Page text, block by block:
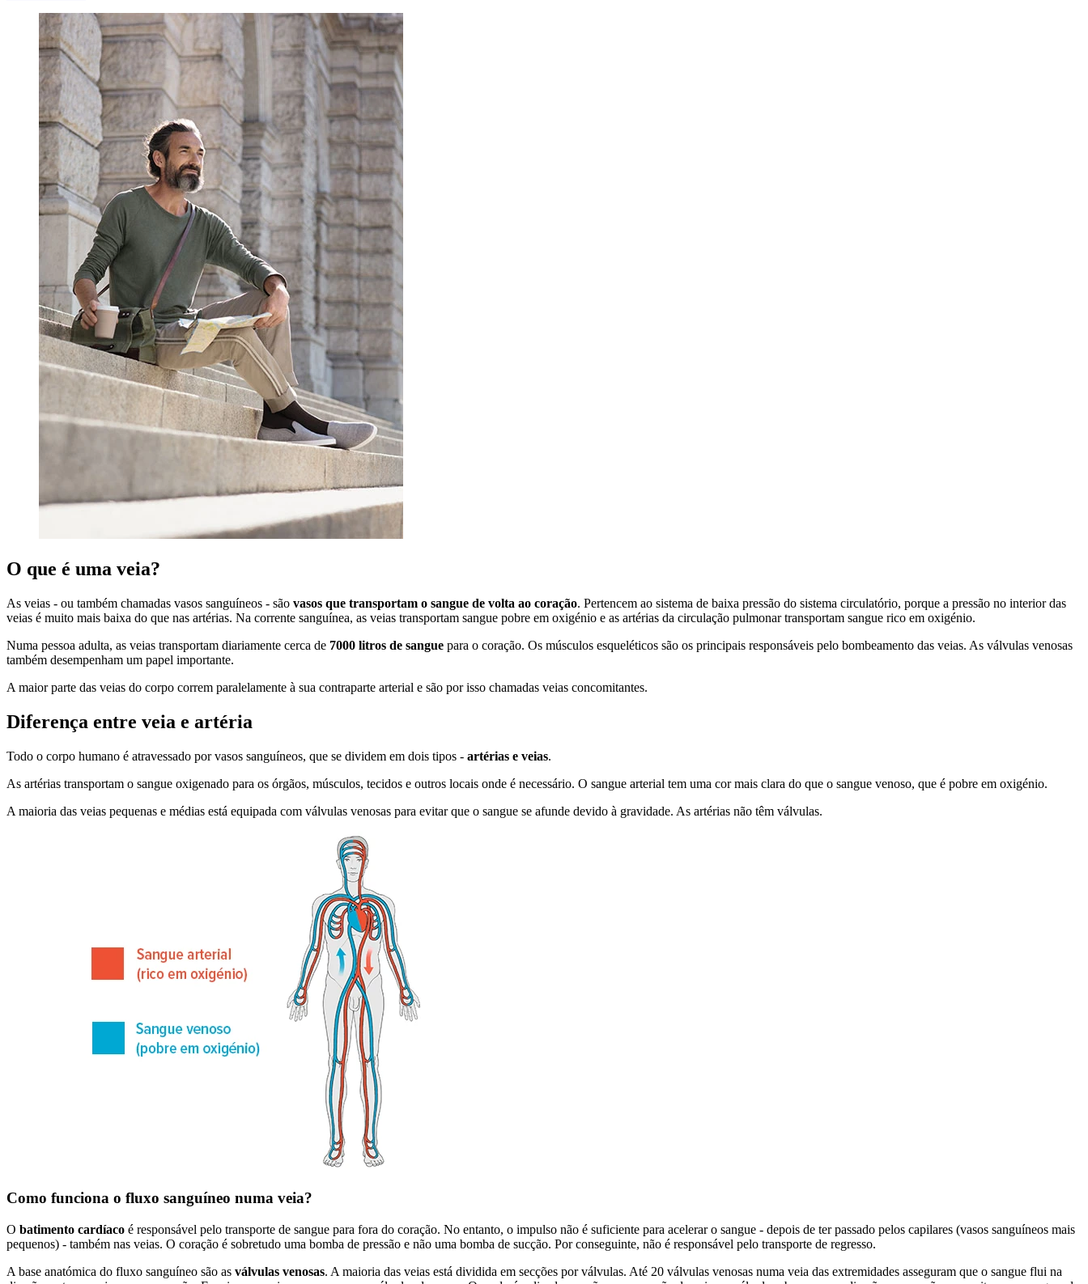
O que é uma veia?
As veias - ou também chamadas vasos sanguíneos - são vasos que transportam o sangue de volta ao coração. Pertencem ao sistema de baixa pressão do sistema circulatório, porque a pressão no interior das
veias é muito mais baixa do que nas artérias. Na corrente sanguínea, as veias transportam sangue pobre em oxigénio e as artérias da circulação pulmonar transportam sangue rico em oxigénio.
Numa pessoa adulta, as veias transportam diariamente cerca de 7000 litros de sangue para o coração. Os músculos esqueléticos são os principais responsáveis pelo bombeamento das veias. As válvulas venosas
também desempenham um papel importante.
A maior parte das veias do corpo correm paralelamente à sua contraparte arterial e são por isso chamadas veias concomitantes.
Diferença entre veia e artéria
Todo o corpo humano é atravessado por vasos sanguíneos, que se dividem em dois tipos - artérias e veias.
As artérias transportam o sangue oxigenado para os órgãos, músculos, tecidos e outros locais onde é necessário. O sangue arterial tem uma cor mais clara do que o sangue venoso, que é pobre em oxigénio.
A maioria das veias pequenas e médias está equipada com válvulas venosas para evitar que o sangue se afunde devido à gravidade. As artérias não têm válvulas.
Como funciona o fluxo sanguíneo numa veia?
O batimento cardíaco é responsável pelo transporte de sangue para fora do coração. No entanto, o impulso não é suficiente para acelerar o sangue - depois de ter passado pelos capilares (vasos sanguíneos mais
pequenos) - também nas veias. O coração é sobretudo uma bomba de pressão e não uma bomba de sucção. Por conseguinte, não é responsável pelo transporte de regresso.
A base anatómica do fluxo sanguíneo são as válvulas venosas. A maioria das veias está dividida em secções por válvulas. Até 20 válvulas venosas numa veia das extremidades asseguram que o sangue flui na